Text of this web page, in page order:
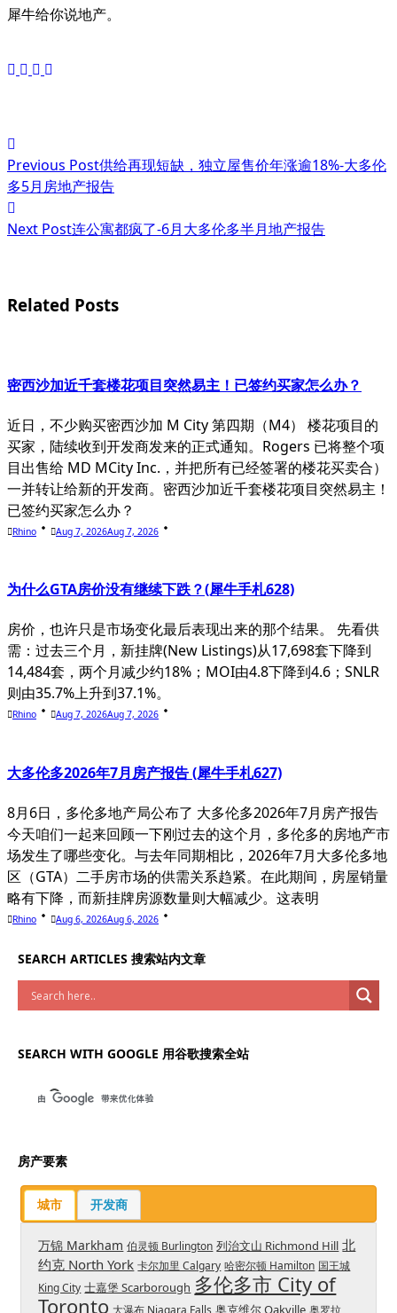
犀牛给你说地产。
<span
class="nav-
subtitle
screen-
text">Page</span>
Previous Post供给再现短缺，独立屋售价年涨逾18%-大多伦
多5月房地产报告
Next Post连公寓都疯了-6月大多伦多半月地产报告
Related Posts
密西沙加近千套楼花项目突然易主！已签约买家怎么办？
近日，不少购买密西沙加 M City 第四期（M4） 楼花项目的
买家，陆续收到开发商发来的正式通知。Rogers 已将整个项
目出售给 MD MCity Inc.，并把所有已经签署的楼花买卖合）
一并转让给新的开发商。密西沙加近千套楼花项目突然易主！
已签约买家怎么办？
Rhino Aug 7, 2026Aug 7, 2026
为什么GTA房价没有继续下跌？(犀牛手札628)
房价，也许只是市场变化最后表现出来的那个结果。 先看供
需：过去三个月，新挂牌(New Listings)从17,698套下降到
14,484套，两个月减少约18%；MOI由4.8下降到4.6；SNLR
则由35.7%上升到37.1%。
Rhino Aug 7, 2026Aug 7, 2026
大多伦多2026年7月房产报告 (犀牛手札627)
8月6日，多伦多地产局公布了 大多伦多2026年7月房产报告
今天咱们一起来回顾一下刚过去的这个月，多伦多的房地产市
场发生了哪些变化。与去年同期相比，2026年7月大多伦多地
区（GTA）二手房市场的供需关系趋紧。在此期间，房屋销量
略有下降，而新挂牌房源数量则大幅减少。这表明
Rhino Aug 6, 2026Aug 6, 2026
SEARCH ARTICLES 搜索站内文章
SEARCH WITH GOOGLE 用谷歌搜索全站
房产要素
城市 开发商
万锦 Markham 伯灵顿 Burlington 列治文山 Richmond Hill 北
约克 North York 卡尔加里 Calgary 哈密尔顿 Hamilton 国王城
King City 士嘉堡 Scarborough 多伦多市 City of
Toronto 大瀑布 Niagara Falls 奥克维尔 Oakville 奥罗拉